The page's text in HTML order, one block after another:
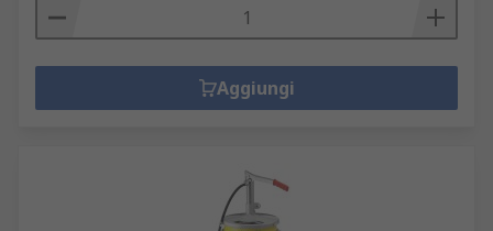
Aggiungi